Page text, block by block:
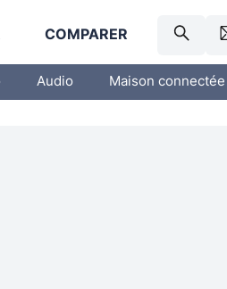
COMPARER
Audio Maison connectée